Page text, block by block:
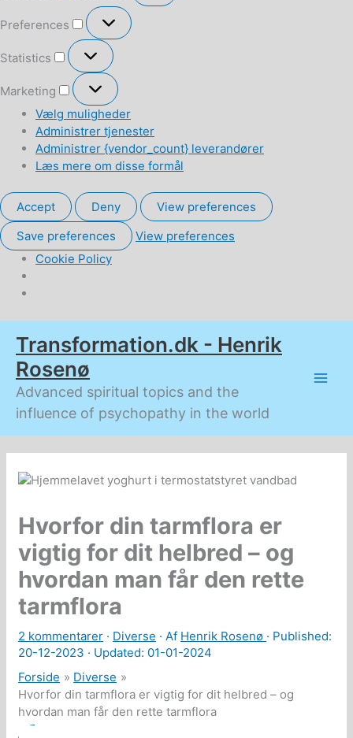
Preferences
Preferences
Statistics
Statistics
Marketing
Marketing
Vælg muligheder
Administrer tjenester
Administrer {vendor_count} leverandører
Læs mere om disse formål
Accept Deny
View preferences
Save preferences
View preferences
Cookie Policy
indholdet
Transformation.dk - Henrik
Rosenø
Advanced spiritual topics and the
influence of psychopathy in the world
Hvorfor din tarmflora er
vigtig for dit helbred – og
hvordan man får den rette
tarmflora
2 kommentarer · Diverse · Af Henrik Rosenø · Published:
20-12-2023 · Updated: 01-01-2024
Forside
Diverse
Hvorfor din tarmflora er vigtig for dit helbred – og
hvordan man får den rette tarmflora